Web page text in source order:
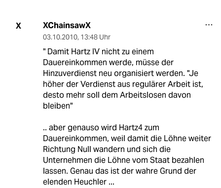
X XChainsawX
03.10.2010, 13:48 Uhr
" Damit Hartz IV nicht zu einem
Dauereinkommen werde, müsse der
Hinzuverdienst neu organisiert werden. "Je
höher der Verdienst aus regulärer Arbeit ist,
desto mehr soll dem Arbeitslosen davon
bleiben"
.. aber genauso wird Hartz4 zum
Dauereinkommen, weil damit die Löhne weiter
Richtung Null wandern und sich die
Unternehmen die Löhne vom Staat bezahlen
lassen. Genau das ist der wahre Grund der
elenden Heuchler ...